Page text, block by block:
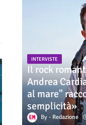
INTERVISTE
Il rock
Andrea
al mare"
semplicità»
Redazione